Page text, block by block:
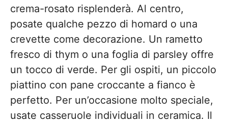
crema-rosato risplenderà. Al centro,
posate qualche pezzo di homard o una
crevette come decorazione. Un rametto
fresco di thym o una foglia di parsley offre
un tocco di verde. Per gli ospiti, un piccolo
piattino con pane croccante a fianco è
perfetto. Per un’occasione molto speciale,
usate casseruole individuali in ceramica. Il